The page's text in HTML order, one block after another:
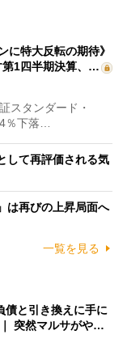
に特大反転の期待》
第1四半期決算、…
スタンダード・
％下落…
して再評価される気
は再びの上昇局面へ
一覧を見る
債と引き換えに手に
突然マルサがや…